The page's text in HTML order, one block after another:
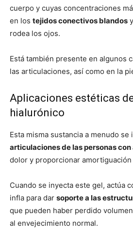
cuerpo y cuyas concentraciones
en los tejidos conectivos blandos
rodea los ojos.
Está también presente en algunos
las articulaciones, así como en la
Aplicaciones estéticas
hialurónico
Esta misma sustancia a menudo se
articulaciones de las personas
dolor y proporcionar amortiguación
Cuando se inyecta este gel, actúa
infla para dar soporte a las
que pueden haber perdido
al envejecimiento normal.